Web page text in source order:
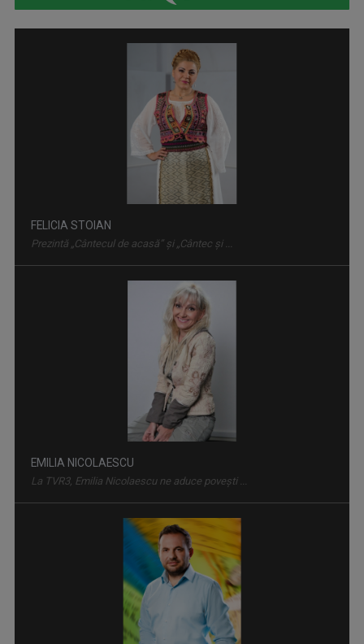
Interviu-portret cu personalități care au ...
Sâmbătă, ora 8.30, la TVR3.
FELICIA STOIAN
Prezintă „Cântecul de acasă” și „Cântec și ...
EMILIA NICOLAESCU
La TVR3, Emilia Nicolaescu ne aduce poveşti ...